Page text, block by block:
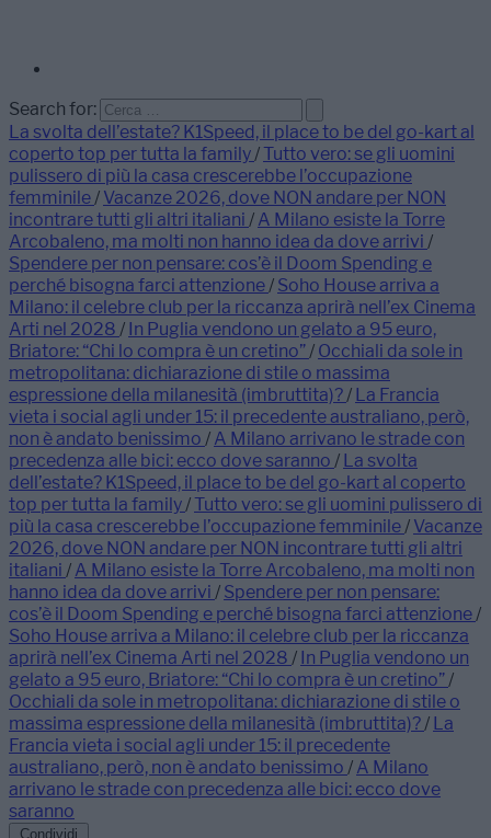
Search for:
La svolta dell’estate? K1Speed, il place to be del go-kart al
coperto top per tutta la family/ Tutto vero: se gli uomini
pulissero di più la casa crescerebbe l’occupazione
femminile/ Vacanze 2026, dove NON andare per NON
incontrare tutti gli altri italiani / A Milano esiste la Torre
Arcobaleno, ma molti non hanno idea da dove arrivi /
Spendere per non pensare: cos’è il Doom Spending e
perché bisogna farci attenzione/ Soho House arriva a
Milano: il celebre club per la riccanza aprirà nell’ex Cinema
Arti nel 2028 / In Puglia vendono un gelato a 95 euro,
Briatore: “Chi lo compra è un cretino”/ Occhiali da sole in
metropolitana: dichiarazione di stile o massima
espressione della milanesità (imbruttita)?/ La Francia
vieta i social agli under 15: il precedente australiano, però,
non è andato benissimo / A Milano arrivano le strade con
precedenza alle bici: ecco dove saranno / La svolta
dell’estate? K1Speed, il place to be del go-kart al coperto
top per tutta la family/ Tutto vero: se gli uomini pulissero di
più la casa crescerebbe l’occupazione femminile/ Vacanze
2026, dove NON andare per NON incontrare tutti gli altri
italiani / A Milano esiste la Torre Arcobaleno, ma molti non
hanno idea da dove arrivi / Spendere per non pensare:
cos’è il Doom Spending e perché bisogna farci attenzione/
Soho House arriva a Milano: il celebre club per la riccanza
aprirà nell’ex Cinema Arti nel 2028 / In Puglia vendono un
gelato a 95 euro, Briatore: “Chi lo compra è un cretino”/
Occhiali da sole in metropolitana: dichiarazione di stile o
massima espressione della milanesità (imbruttita)?/ La
Francia vieta i social agli under 15: il precedente
australiano, però, non è andato benissimo / A Milano
arrivano le strade con precedenza alle bici: ecco dove
saranno
Condividi